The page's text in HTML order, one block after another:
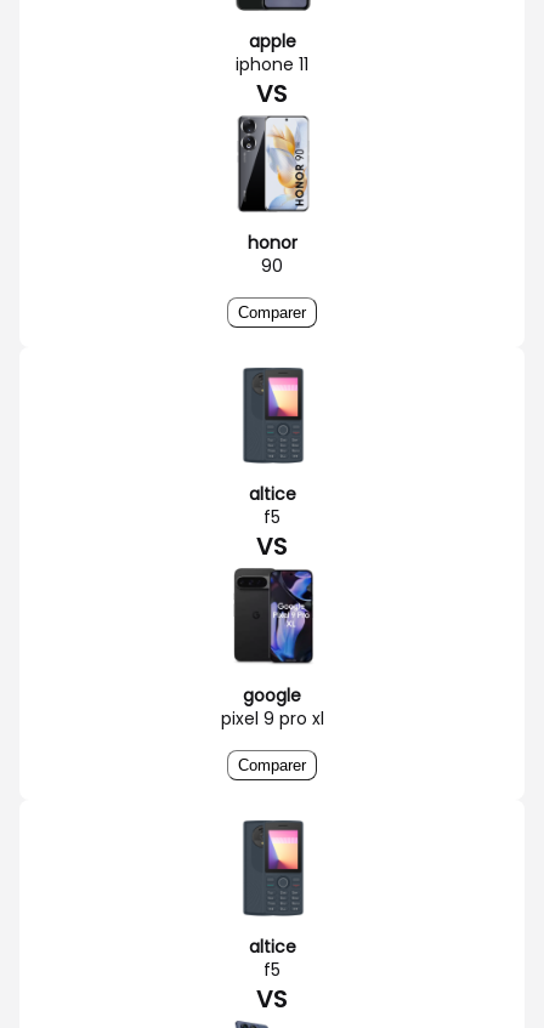
apple
iphone 11
VS
honor
90
Comparer
altice
f5
VS
google
pixel 9 pro xl
Comparer
altice
f5
VS